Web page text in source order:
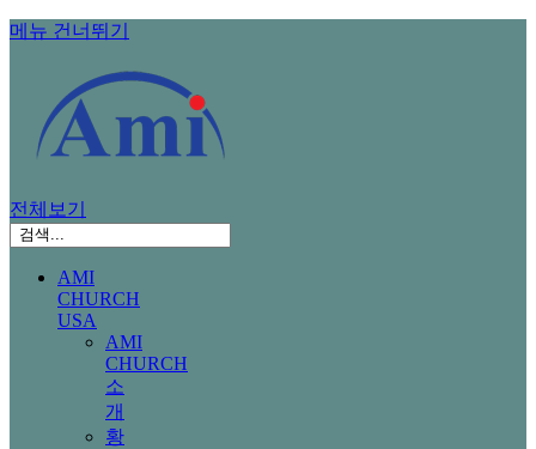
메뉴 건너뛰기
전체보기
AMI
CHURCH
USA
AMI
CHURCH
소
개
황